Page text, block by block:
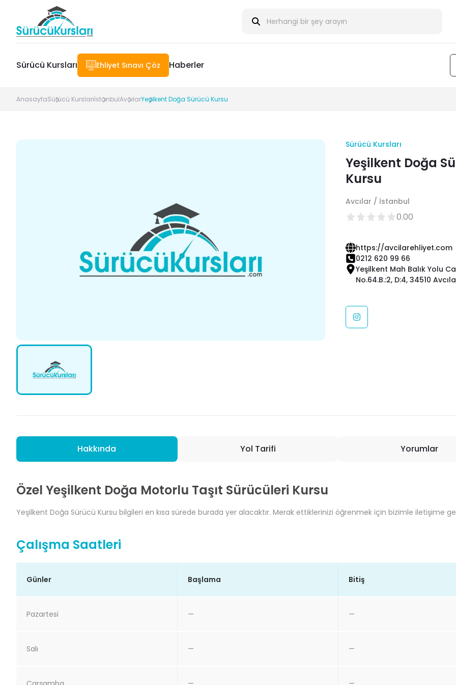
Sürücü Kursları Ehliyet Sınavı Çöz Haberler
AnasayfaSürücü KurslarıİstanbulAvcılarYeşilkent Doğa Sürücü Kursu
Sürücü Kursları
Yeşilkent Doğa
Kursu
Avcılar / İstanbul
0.00
https://avcilarehliyet.com
0212 620 99 66
Yeşilkent Mah Balık Yolu
No.64.B.:2, D:4, 34510
Hakkında Yol Tarifi Yorumlar
Özel Yeşilkent Doğa Motorlu Taşıt Sürücüleri Kursu
Yeşilkent Doğa Sürücü Kursu bilgileri en kısa sürede burada yer alacaktır. Merak ettiklerinizi öğrenmek için bizimle iletişime
Çalışma Saatleri
Günler Başlama Bitiş
Pazartesi — —
Salı — —